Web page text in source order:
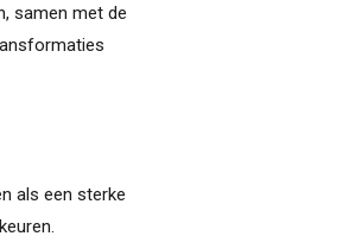
samen met de
als een sterke